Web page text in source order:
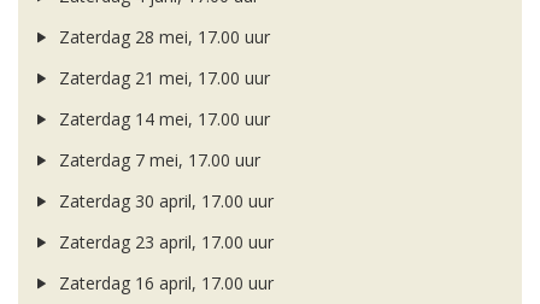
Zaterdag 28 mei, 17.00 uur
Zaterdag 21 mei, 17.00 uur
Zaterdag 14 mei, 17.00 uur
Zaterdag 7 mei, 17.00 uur
Zaterdag 30 april, 17.00 uur
Zaterdag 23 april, 17.00 uur
Zaterdag 16 april, 17.00 uur